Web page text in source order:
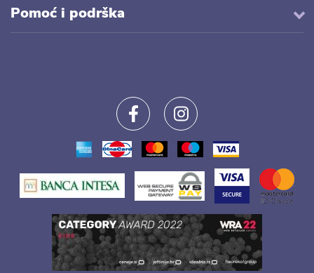
Pomoć i podrška